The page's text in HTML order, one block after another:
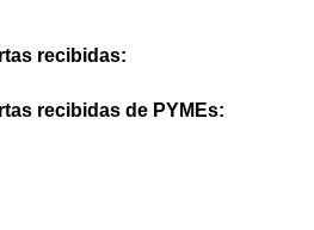
recibidas:
recibidas de PYMEs: